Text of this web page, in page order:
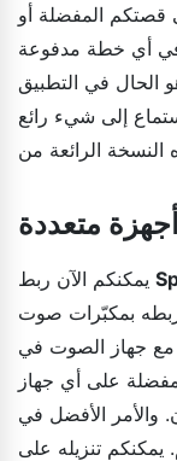
قصتكم المفضلة أو
في أي خطة مدفوعة
الحال في التطبيق
إلى شيء رائع
متعددة
ربطه بمكبّرات صوت
مع جهاز الصوت في
على أي جهاز
يمكنكم تنزيله على